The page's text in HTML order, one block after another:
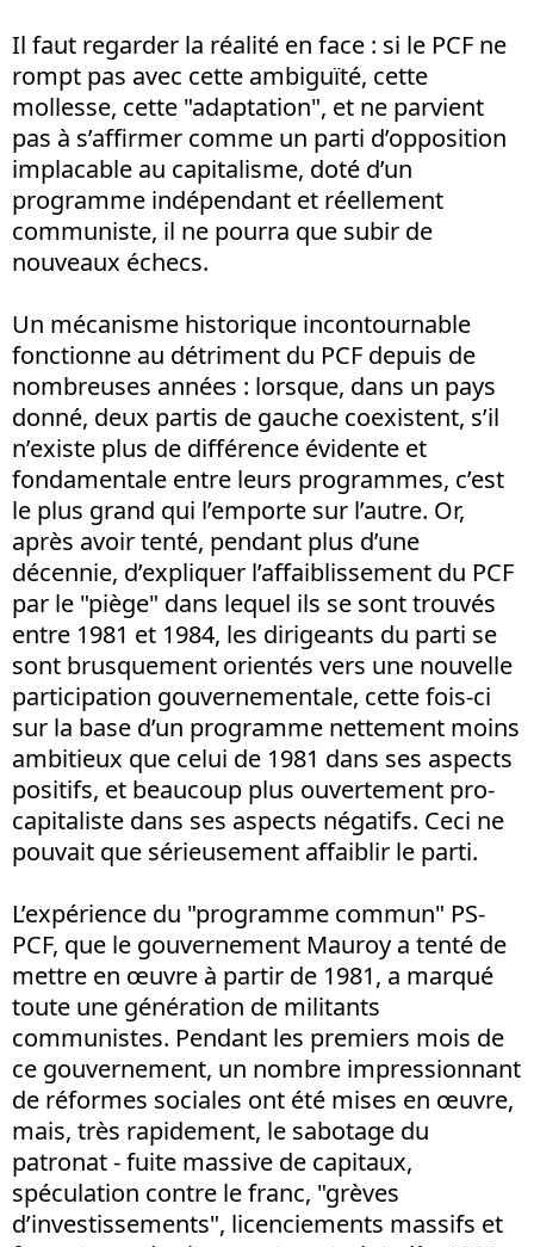
Il faut regarder la réalité en face : si le PCF ne
rompt pas avec cette ambiguïté, cette
mollesse, cette "adaptation", et ne parvient
pas à s’affirmer comme un parti d’opposition
implacable au capitalisme, doté d’un
programme indépendant et réellement
communiste, il ne pourra que subir de
nouveaux échecs.
Un mécanisme historique incontournable
fonctionne au détriment du PCF depuis de
nombreuses années : lorsque, dans un pays
donné, deux partis de gauche coexistent, s’il
n’existe plus de différence évidente et
fondamentale entre leurs programmes, c’est
le plus grand qui l’emporte sur l’autre. Or,
après avoir tenté, pendant plus d’une
décennie, d’expliquer l’affaiblissement du PCF
par le "piège" dans lequel ils se sont trouvés
entre 1981 et 1984, les dirigeants du parti se
sont brusquement orientés vers une nouvelle
participation gouvernementale, cette fois-ci
sur la base d’un programme nettement moins
ambitieux que celui de 1981 dans ses aspects
positifs, et beaucoup plus ouvertement pro-
capitaliste dans ses aspects négatifs. Ceci ne
pouvait que sérieusement affaiblir le parti.
L’expérience du "programme commun" PS-
PCF, que le gouvernement Mauroy a tenté de
mettre en œuvre à partir de 1981, a marqué
toute une génération de militants
communistes. Pendant les premiers mois de
ce gouvernement, un nombre impressionnant
de réformes sociales ont été mises en œuvre,
mais, très rapidement, le sabotage du
patronat - fuite massive de capitaux,
spéculation contre le franc, "grèves
d’investissements", licenciements massifs et